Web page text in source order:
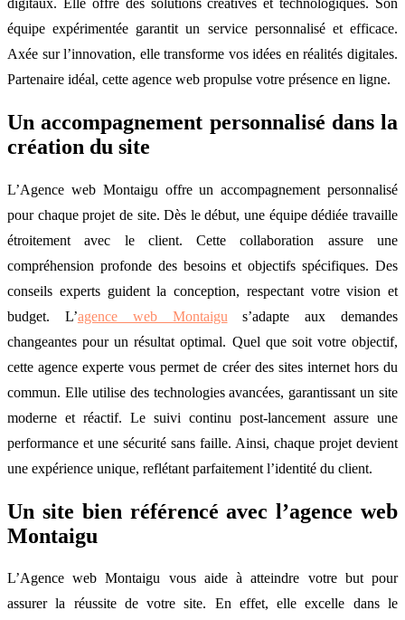
équipe expérimentée garantit un service personnalisé et efficace.
Axée sur l’innovation, elle transforme vos idées en réalités digitales.
Partenaire idéal, cette agence web propulse votre présence en ligne.
Un accompagnement personnalisé dans la
création du site
L’Agence web Montaigu offre un accompagnement personnalisé
pour chaque projet de site. Dès le début, une équipe dédiée travaille
étroitement avec le client. Cette collaboration assure une
compréhension profonde des besoins et objectifs spécifiques. Des
conseils experts guident la conception, respectant votre vision et
budget. L’agence web Montaigu s’adapte aux demandes
changeantes pour un résultat optimal. Quel que soit votre objectif,
cette agence experte vous permet de créer des sites internet hors du
commun. Elle utilise des technologies avancées, garantissant un site
moderne et réactif. Le suivi continu post-lancement assure une
performance et une sécurité sans faille. Ainsi, chaque projet devient
une expérience unique, reflétant parfaitement l’identité du client.
Un site bien référencé avec l’agence web
Montaigu
L’Agence web Montaigu vous aide à atteindre votre but pour
assurer la réussite de votre site. En effet, elle excelle dans le